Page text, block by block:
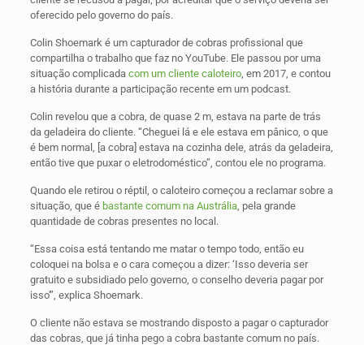
oferecido pelo governo do país.
Colin Shoemark é um capturador de cobras profissional que
compartilha o trabalho que faz no YouTube. Ele passou por uma
situação complicada com um cliente caloteiro, em 2017, e contou
a história durante a participação recente em um podcast.
Colin revelou que a cobra, de quase 2 m, estava na parte de trás
da geladeira do cliente. “Cheguei lá e ele estava em pânico, o que
é bem normal, [a cobra] estava na cozinha dele, atrás da geladeira,
então tive que puxar o eletrodoméstico”, contou ele no programa.
Quando ele retirou o réptil, o caloteiro começou a reclamar sobre a
situação, que é bastante comum na Austrália, pela grande
quantidade de cobras presentes no local.
“Essa coisa está tentando me matar o tempo todo, então eu
coloquei na bolsa e o cara começou a dizer: ‘Isso deveria ser
gratuito e subsidiado pelo governo, o conselho deveria pagar por
isso'”, explica Shoemark.
O cliente não estava se mostrando disposto a pagar o capturador
das cobras, que já tinha pego a cobra bastante comum no país.